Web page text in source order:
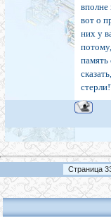
вполне
вот о
них у
Страница